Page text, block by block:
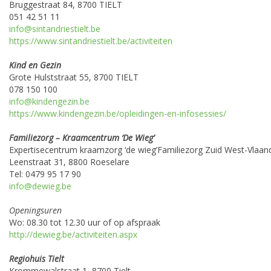
Bruggestraat 84, 8700 TIELT
051 42 51 11
info@sintandriestielt.be
https://www.sintandriestielt.be/activiteiten
Kind en Gezin
Grote Hulststraat 55, 8700 TIELT
078 150 100
info@kindengezin.be
https://www.kindengezin.be/opleidingen-en-infosessies/
Familiezorg – Kraamcentrum ‘De Wieg’
Expertisecentrum kraamzorg ‘de wieg’Familiezorg Zuid West-
Leenstraat 31, 8800 Roeselare
Tel: 0479 95 17 90
info@dewieg.be
Openingsuren
Wo: 08.30 tot 12.30 uur of op afspraak
http://dewieg.be/activiteiten.aspx
Regiohuis Tielt